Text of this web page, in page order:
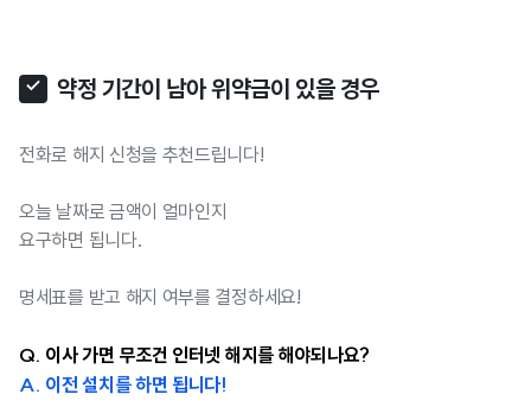
약정 기간이 남아 위약금이 있을 경우
전화로 해지 신청을 추천드립니다!
오늘 날짜로 금액이 얼마인지
요구하면 됩니다.
명세표를 받고 해지 여부를 결정하세요!
Q. 이사 가면 무조건 인터넷 해지를 해야되나요?
A. 이전 설치를 하면 됩니다!